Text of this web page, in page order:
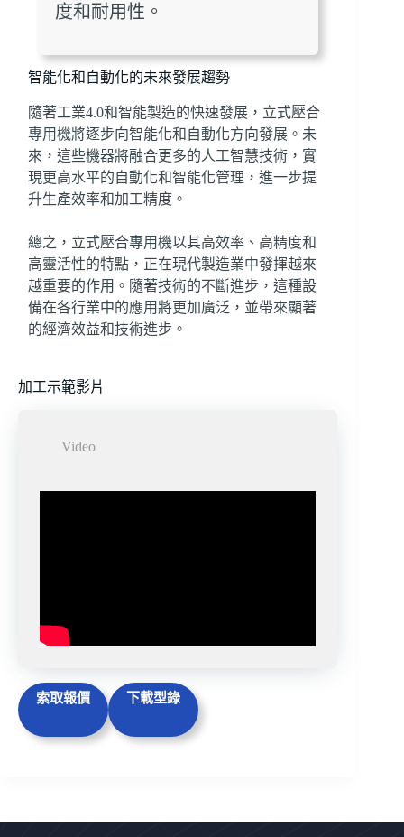
度和耐用性。
智能化和自動化的未來發展趨勢
隨著工業4.0和智能製造的快速發展，立式壓合
專用機將逐步向智能化和自動化方向發展。未
來，這些機器將融合更多的人工智慧技術，實
現更高水平的自動化和智能化管理，進一步提
升生產效率和加工精度。
總之，立式壓合專用機以其高效率、高精度和
高靈活性的特點，正在現代製造業中發揮越來
越重要的作用。隨著技術的不斷進步，這種設
備在各行業中的應用將更加廣泛，並帶來顯著
的經濟效益和技術進步。
加工示範影片
Video
索取報價 下載型錄